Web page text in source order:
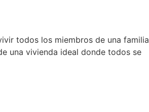
todos los miembros de una familia
una vivienda ideal donde todos se